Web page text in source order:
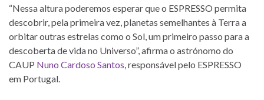
“Nessa altura poderemos esperar que o ESPRESSO permita
descobrir, pela primeira vez, planetas semelhantes à Terra a
orbitar outras estrelas como o Sol, um primeiro passo para a
descoberta de vida no Universo”, afirma o astrónomo do
CAUP Nuno Cardoso Santos, responsável pelo ESPRESSO
em Portugal.